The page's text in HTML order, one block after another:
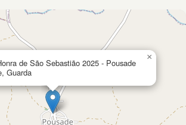
de São Sebastião 2025 - Pousade
Guarda
×